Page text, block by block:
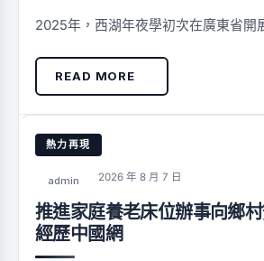
2025年，西湖年夜學初次在廣東省開
READ MORE
熱力再現
admin 2026 年 8 月 7 日
推進家庭養老床位辦事向鄉
經歷中國網